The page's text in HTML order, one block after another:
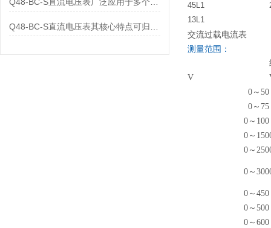
45L1
13L1
交流过载电流表
测量范围：
V
0～50
0～75
0～100
0～150
0～250
0～300
0～450
0～500
0～600